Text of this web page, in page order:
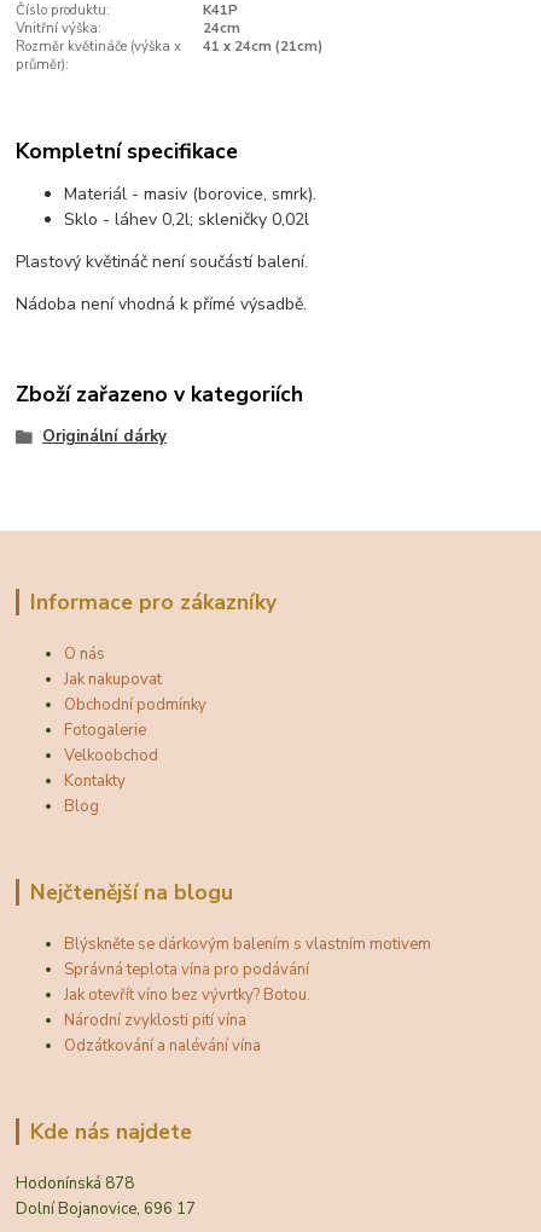
Číslo produktu:
K41P
Vnitřní výška:
24cm
Rozměr květináče (výška x
průměr):
41 x 24cm (21cm)
Kompletní specifikace
Materiál - masiv (borovice, smrk).
Sklo - láhev 0,2l; skleničky 0,02l
Plastový květináč není součástí balení.
Nádoba není vhodná k přímé výsadbě.
Zboží zařazeno v kategoriích
Originální dárky
Informace pro zákazníky
O nás
Jak nakupovat
Obchodní podmínky
Fotogalerie
Velkoobchod
Kontakty
Blog
Nejčtenější na blogu
Blýskněte se dárkovým balením s vlastním motivem
Správná teplota vína pro podávání
Jak otevřít víno bez vývrtky? Botou.
Národní zvyklosti pití vína
Odzátkování a nalévání vína
Kde nás najdete
Hodonínská 878
Dolní Bojanovice, 696 17